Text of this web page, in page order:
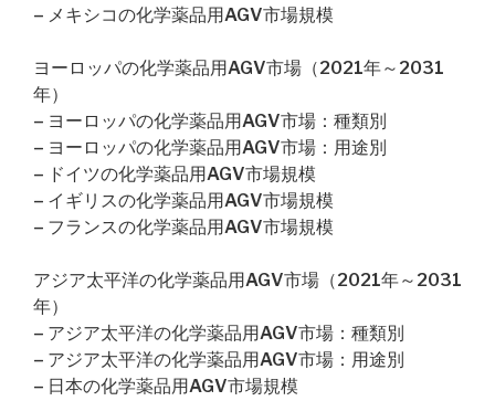
– メキシコの化学薬品用AGV市場規模
ヨーロッパの化学薬品用AGV市場（2021年～2031
年）
– ヨーロッパの化学薬品用AGV市場：種類別
– ヨーロッパの化学薬品用AGV市場：用途別
– ドイツの化学薬品用AGV市場規模
– イギリスの化学薬品用AGV市場規模
– フランスの化学薬品用AGV市場規模
アジア太平洋の化学薬品用AGV市場（2021年～2031
年）
– アジア太平洋の化学薬品用AGV市場：種類別
– アジア太平洋の化学薬品用AGV市場：用途別
– 日本の化学薬品用AGV市場規模